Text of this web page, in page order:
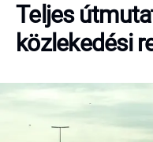
Teljes
közlekedési